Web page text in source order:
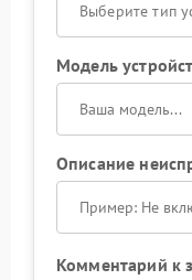
Выберите тип
Модель
Описание
Комментарий к